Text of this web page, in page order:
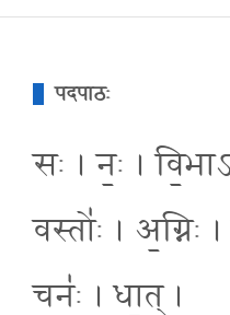
पदपाठः
सः । नः॒ ।
वस्तोः॑ । अ॒ग्निः
चनः॑ । धा॒त् ।